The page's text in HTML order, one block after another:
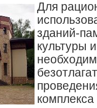
Для
зданий-
культуры